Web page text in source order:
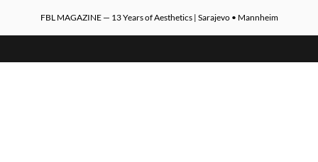
FBL MAGAZINE — 13 Years of Aesthetics | Sarajevo • Mannheim